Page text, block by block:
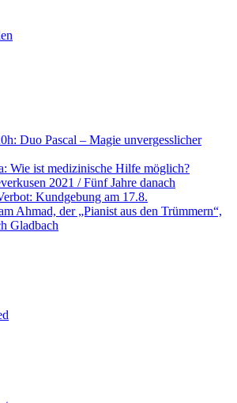
Duo Pascal – Magie unvergesslicher
Wie ist medizinische Hilfe möglich?
2021 / Fünf Jahre danach
Kundgebung am 17.8.
Ahmad, der „Pianist aus den Trümmern“,
Gladbach